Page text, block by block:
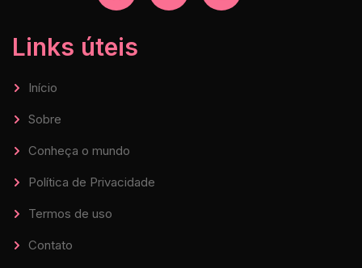
Links úteis
Início
Sobre
Conheça o mundo
Política de Privacidade
Termos de uso
Contato